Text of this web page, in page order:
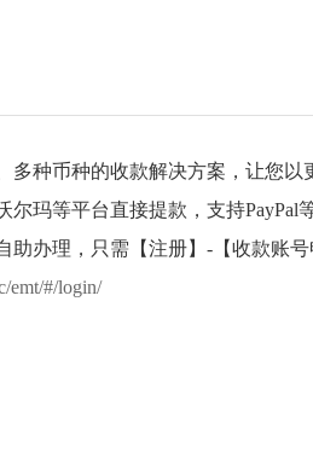
币种的收款解决方案，让您以
玛等平台直接提款，支持PayPal
理，只需【注册】-【收款账号
emt/#/login/